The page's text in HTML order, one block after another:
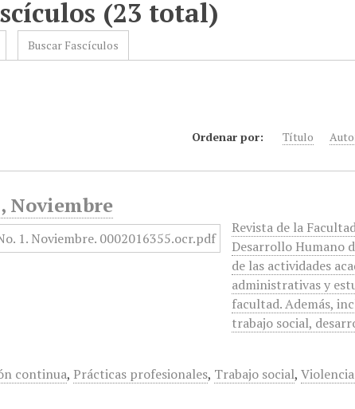
(23 total)
Buscar Fascículos
Ordenar por: Título
Noviembre
Revista de la
Desarrollo Humano
de las actividades
administrativas y
facultad. Además,
trabajo social,
continua, Prácticas profesionales, Trabajo social,